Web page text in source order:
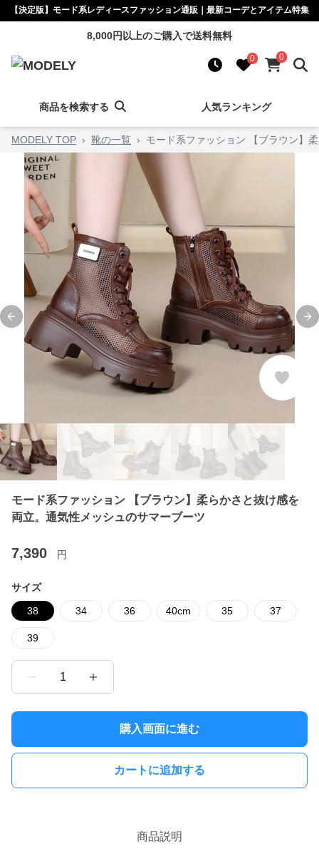
【決定版】モード系レディースファッション通販｜最新コーデとアイテム特集
8,000円以上のご購入で送料無料
0 0
商品を検索する 人気ランキング
MODELY TOP › 靴の一覧 › モード系ファッション 【ブラウン】
Previous slide
モード系ファッション 【ブラウン】柔らかさと抜け感を
両立。通気性メッシュのサマーブーツ
7,390 円
サイズ
38 34 36 40cm 35 37
39
1
購入画面に進む
カートに追加する
商品説明